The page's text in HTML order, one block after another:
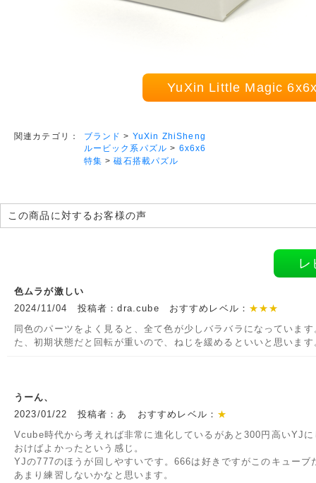
YuXin Little Magic
関連カテゴリ： ブランド > YuXin ZhiSheng
ルービック系パズル > 6x6x6
特集 >磁石搭載パズル
この商品に対するお客様の声
レ
色ムラが激しい
2024/11/04 投稿者：dra.cube おすすめレベル： ★★★
同色のパーツをよく見ると、全て色が少しバラバラになっています
た、初期状態だと回転が重いので、ねじを緩めるといいと思います
うーん、
2023/01/22 投稿者：あ おすすめレベル： ★
Vcube時代から考えれば非常に進化しているがあと300円高いYJに
おけばよかったという感じ。
YJの777のほうが回しやすいです。666は好きですがこのキューブ
あまり練習しないかなと思います。